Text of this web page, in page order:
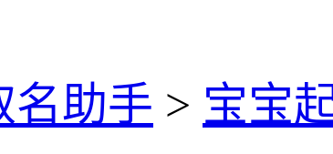
名助手 > 宝宝